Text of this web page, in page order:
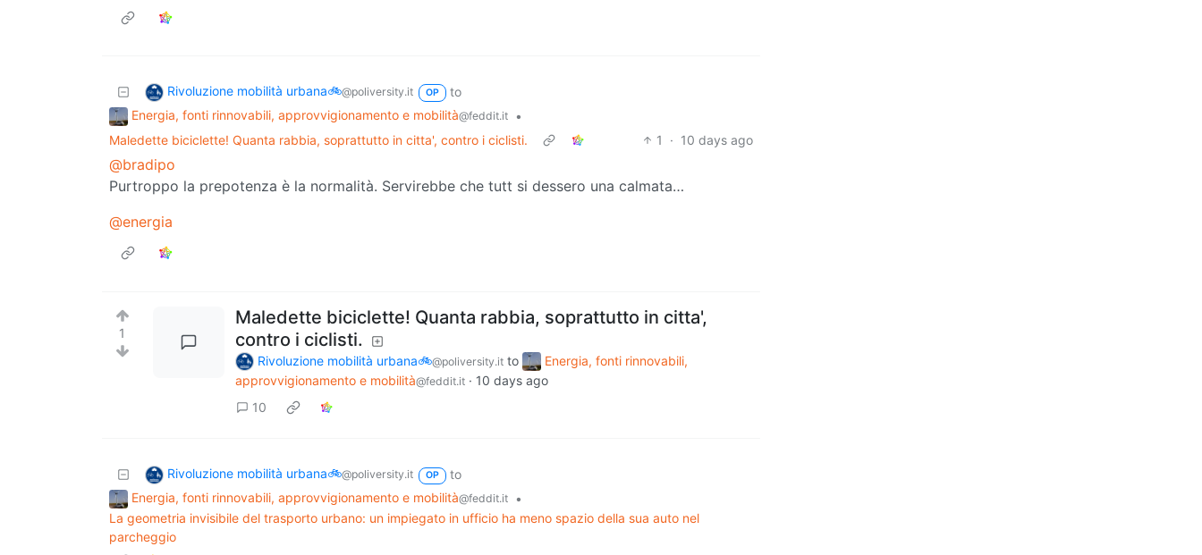
Rivoluzione mobilità urbana🚲@poliversity.it OP
to
Energia, fonti rinnovabili, approvvigionamento e mobilità@feddit.it
•
Maledette biciclette! Quanta rabbia, soprattutto in citta', contro i ciclisti.
1 · 10 days ago
@bradipo
Purtroppo la prepotenza è la normalità. Servirebbe che tutt si dessero una calmata…
@energia
1
Maledette biciclette! Quanta rabbia, soprattutto in citta',
contro i ciclisti.
Rivoluzione mobilità urbana🚲@poliversity.it to
Energia, fonti rinnovabili,
approvvigionamento e mobilità@feddit.it · 10 days ago
10
Rivoluzione mobilità urbana🚲@poliversity.it OP
to
Energia, fonti rinnovabili, approvvigionamento e mobilità@feddit.it
•
La geometria invisibile del trasporto urbano: un impiegato in ufficio ha meno spazio della sua auto nel
parcheggio